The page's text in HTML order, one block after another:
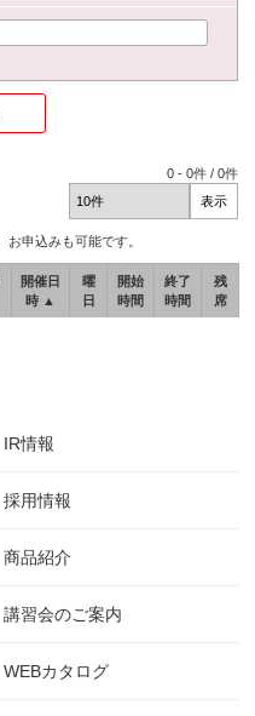
0 -0件 /0件
申込みも可能です。
開催日
時 ▲
曜
日
開始
時間
終了
時間
残
席
IR情報
採用情報
商品紹介
講習会のご案内
WEBカタログ